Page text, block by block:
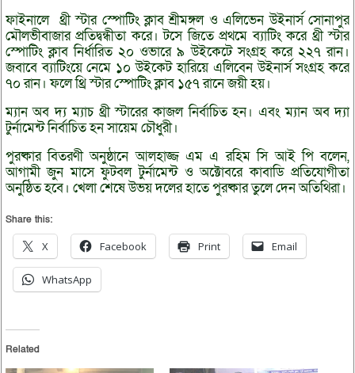
ফাইনালে থ্রী স্টার স্পোটিং ক্লাব শ্রীমঙ্গল ও এলিভেন উইনার্স সোনাপুর
মৌলভীবাজার প্রতিদ্বন্ধীতা করে। টসে জিতে প্রথমে ব্যাটিং করে থ্রী স্টার
স্পোটিং ক্লাব নির্ধারিত ২০ ওভারে ৯ উইকেটে সংগ্রহ করে ২২৭ রান।
জবাবে ব্যাটিংয়ে নেমে ১০ উইকেট হারিয়ে এলিবেন উইনার্স সংগ্রহ করে
৭০ রান। ফলে থ্রি স্টার স্পোটিং ক্লাব ১৫৭ রানে জয়ী হয়।
ম্যান অব দ্য ম্যাচ থ্রী স্টারের কাজল নির্বাচিত হন। এবং ম্যান অব দ্যা
টুর্নামেন্ট নির্বাচিত হন সায়েম চৌধুরী।
পুরষ্কার বিতরণী অনুষ্ঠানে আলহাজ্জ এম এ রহিম সি আই পি বলেন,
আগামী জুন মাসে ফুটবল টুর্নামেন্ট ও অক্টোবরে কাবাডি প্রতিযোগীতা
অনুষ্ঠিত হবে। খেলা শেষে উভয় দলের হাতে পুরষ্কার তুলে দেন অতিথিরা।
Share this:
X Facebook Print Email
WhatsApp
Related